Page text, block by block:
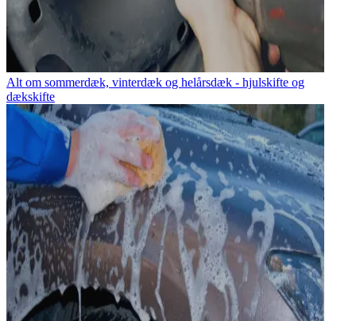
Alt om sommerdæk, vinterdæk og helårsdæk - hjulskifte og
dækskifte